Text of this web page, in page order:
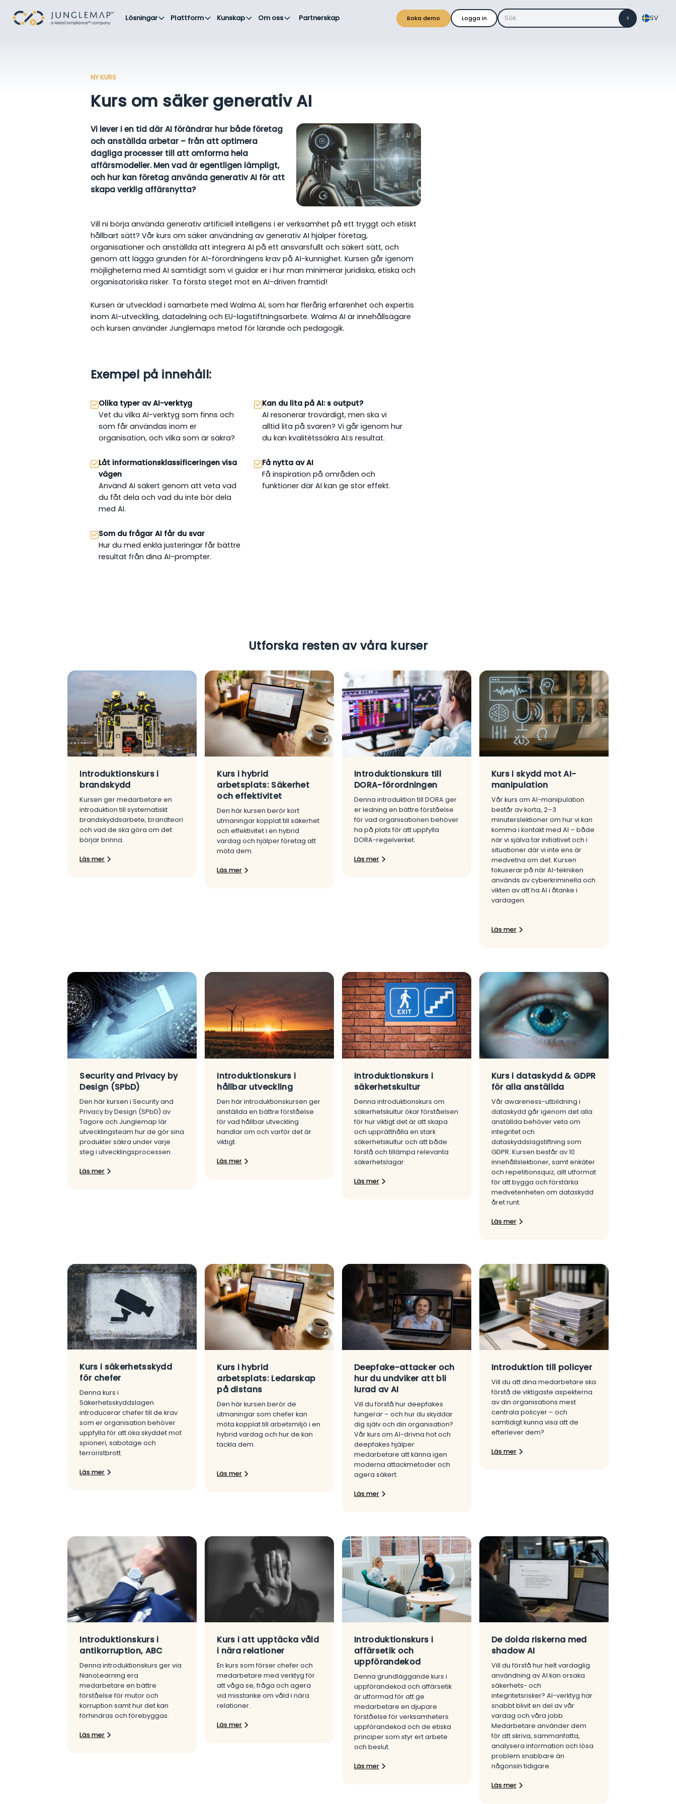
Lösningar Plattform Kunskap Om oss Partnerskap Boka demo Logga in SV
NY KURS
Kurs om säker generativ AI
Vi lever i en tid där AI förändrar hur både företag
och anställda arbetar – från att optimera
dagliga processer till att omforma hela
affärsmodeller. Men vad är egentligen lämpligt,
och hur kan företag använda generativ AI för att
skapa verklig affärsnytta?
Vill ni börja använda generativ artificiell intelligens i er verksamhet på ett tryggt och etiskt
hållbart sätt? Vår kurs om säker användning av generativ AI hjälper företag,
organisationer och anställda att integrera AI på ett ansvarsfullt och säkert sätt, och
genom att lägga grunden för AI-förordningens krav på AI-kunnighet. Kursen går igenom
möjligheterna med AI samtidigt som vi guidar er i hur man minimerar juridiska, etiska och
organisatoriska risker. Ta första steget mot en AI-driven framtid!
Kursen är utvecklad i samarbete med Walma AI, som har flerårig erfarenhet och expertis
inom AI-utveckling, datadelning och EU-lagstiftningsarbete. Walma AI är innehållsägare
och kursen använder Junglemaps metod för lärande och pedagogik.
Exempel på innehåll:
Olika typer av AI-verktyg
Vet du vilka AI-verktyg som finns och
som får användas inom er
organisation, och vilka som är säkra?
Kan du lita på AI: s output?
AI resonerar trovärdigt, men ska vi
alltid lita på svaren? Vi går igenom hur
du kan kvalitétssäkra AI:s resultat.
Låt informationsklassificeringen visa
vägen
Använd AI säkert genom att veta vad
du fåt dela och vad du inte bör dela
med AI.
Få nytta av AI
Få inspiration på områden och
funktioner där AI kan ge stor effekt.
Som du frågar AI får du svar
Hur du med enkla justeringar får bättre
resultat från dina AI-prompter.
Utforska resten av våra kurser
Introduktionskurs i
brandskydd
Kursen ger medarbetare en
introduktion till systematiskt
brandskyddsarbete, brandteori
och vad de ska göra om det
börjar brinna.
Läs mer
Kurs i hybrid
arbetsplats: Säkerhet
och effektivitet
Den här kursen berör kort
utmaningar kopplat till säkerhet
och effektivitet i en hybrid
vardag och hjälper företag att
möta dem.
Läs mer
Introduktionskurs till
DORA-förordningen
Denna introduktion till DORA ger
er ledning en bättre förståelse
för vad organisationen behöver
ha på plats för att uppfylla
DORA-regelverket.
Läs mer
Kurs i skydd mot AI-
manipulation
Vår kurs om AI-manipulation
består av korta, 2–3
minuterslektioner om hur vi kan
komma i kontakt med AI – både
när vi själva tar initiativet och i
situationer där vi inte ens är
medvetna om det. Kursen
fokuserar på när AI-tekniken
används av cyberkriminella och
vikten av att ha AI i åtanke i
vardagen.
Läs mer
Security and Privacy by
Design (SPbD)
Den här kursen i Security and
Privacy by Design (SPbD) av
Tagore och Junglemap lär
utvecklingsteam hur de gör sina
produkter säkra under varje
steg i utvecklingsprocessen.
Läs mer
Introduktionskurs i
hållbar utveckling
Den här introduktionskursen ger
anställda en bättre förståelse
för vad hållbar utveckling
handlar om och varför det är
viktigt.
Läs mer
Introduktionskurs i
säkerhetskultur
Denna introduktionskurs om
säkerhetskultur ökar förståelsen
för hur viktigt det är att skapa
och upprätthålla en stark
säkerhetskultur och att både
förstå och tillämpa relevanta
säkerhetslagar.
Läs mer
Kurs i dataskydd & GDPR
för alla anställda
Vår awareness-utbildning i
dataskydd går igenom det alla
anställda behöver veta om
integritet och
dataskyddslagstiftning som
GDPR. Kursen består av 10
innehållslektioner, samt enkäter
och repetitionsquiz, allt utformat
för att bygga och förstärka
medvetenheten om dataskydd
året runt.
Läs mer
Kurs i säkerhetsskydd
för chefer
Denna kurs i
Säkerhetsskyddslagen
introducerar chefer till de krav
som er organisation behöver
uppfylla för att öka skyddet mot
spioneri, sabotage och
terroristbrott.
Läs mer
Kurs i hybrid
arbetsplats: Ledarskap
på distans
Den här kursen berör de
utmaningar som chefer kan
möta kopplat till arbetsmiljö i en
hybrid vardag och hur de kan
tackla dem.
Läs mer
Deepfake-attacker och
hur du undviker att bli
lurad av AI
Vill du förstå hur deepfakes
fungerar – och hur du skyddar
dig själv och din organisation?
Vår kurs om AI-drivna hot och
deepfakes hjälper
medarbetare att känna igen
moderna attackmetoder och
agera säkert.
Läs mer
Introduktion till policyer
Vill du att dina medarbetare ska
förstå de viktigaste aspekterna
av din organisations mest
centrala policyer – och
samtidigt kunna visa att de
efterlever dem?
Läs mer
Introduktionskurs i
antikorruption, ABC
Denna introduktionskurs ger via
NanoLearning era
medarbetare en bättre
förståelse för mutor och
korruption samt hur det kan
förhindras och förebyggas.
Läs mer
Kurs i att upptäcka våld
i nära relationer
En kurs som förser chefer och
medarbetare med verktyg för
att våga se, fråga och agera
vid misstanke om våld i nära
relationer.
Läs mer
Introduktionskurs i
affärsetik och
uppförandekod
Denna grundläggande kurs i
uppförandekod och affärsetik
är utformad för att ge
medarbetare en djupare
förståelse för verksamheters
uppförandekod och de etiska
principer som styr ert arbete
och beslut.
Läs mer
De dolda riskerna med
shadow AI
Vill du förstå hur helt vardaglig
användning av AI kan orsaka
säkerhets- och
integritetsrisker? AI-verktyg har
snabbt blivit en del av vår
vardag och våra jobb.
Medarbetare använder dem
för att skriva, sammanfatta,
analysera information och lösa
problem snabbare än
någonsin tidigare.
Läs mer